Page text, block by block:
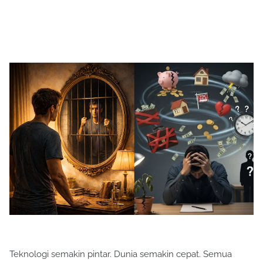
Teknologi semakin pintar. Dunia semakin cepat. Semua